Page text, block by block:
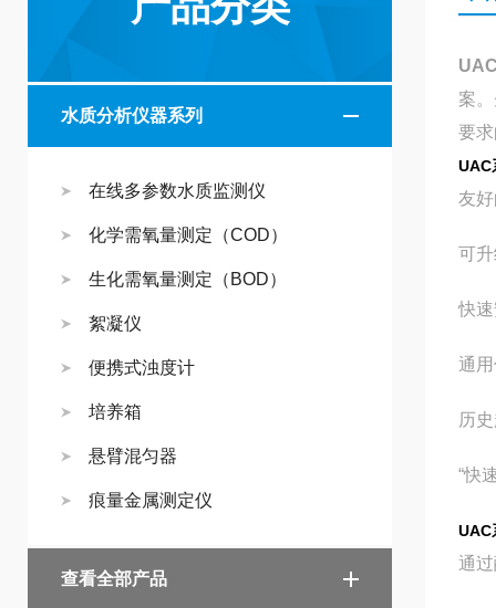
水质分析仪器系列
在线多参数水质监测仪
化学需氧量测定（COD）
生化需氧量测定（BOD）
絮凝仪
便携式浊度计
培养箱
悬臂混匀器
痕量金属测定仪
查看全部产品
案
要
UAC
友
可
快
通
历
“快
UAC
通